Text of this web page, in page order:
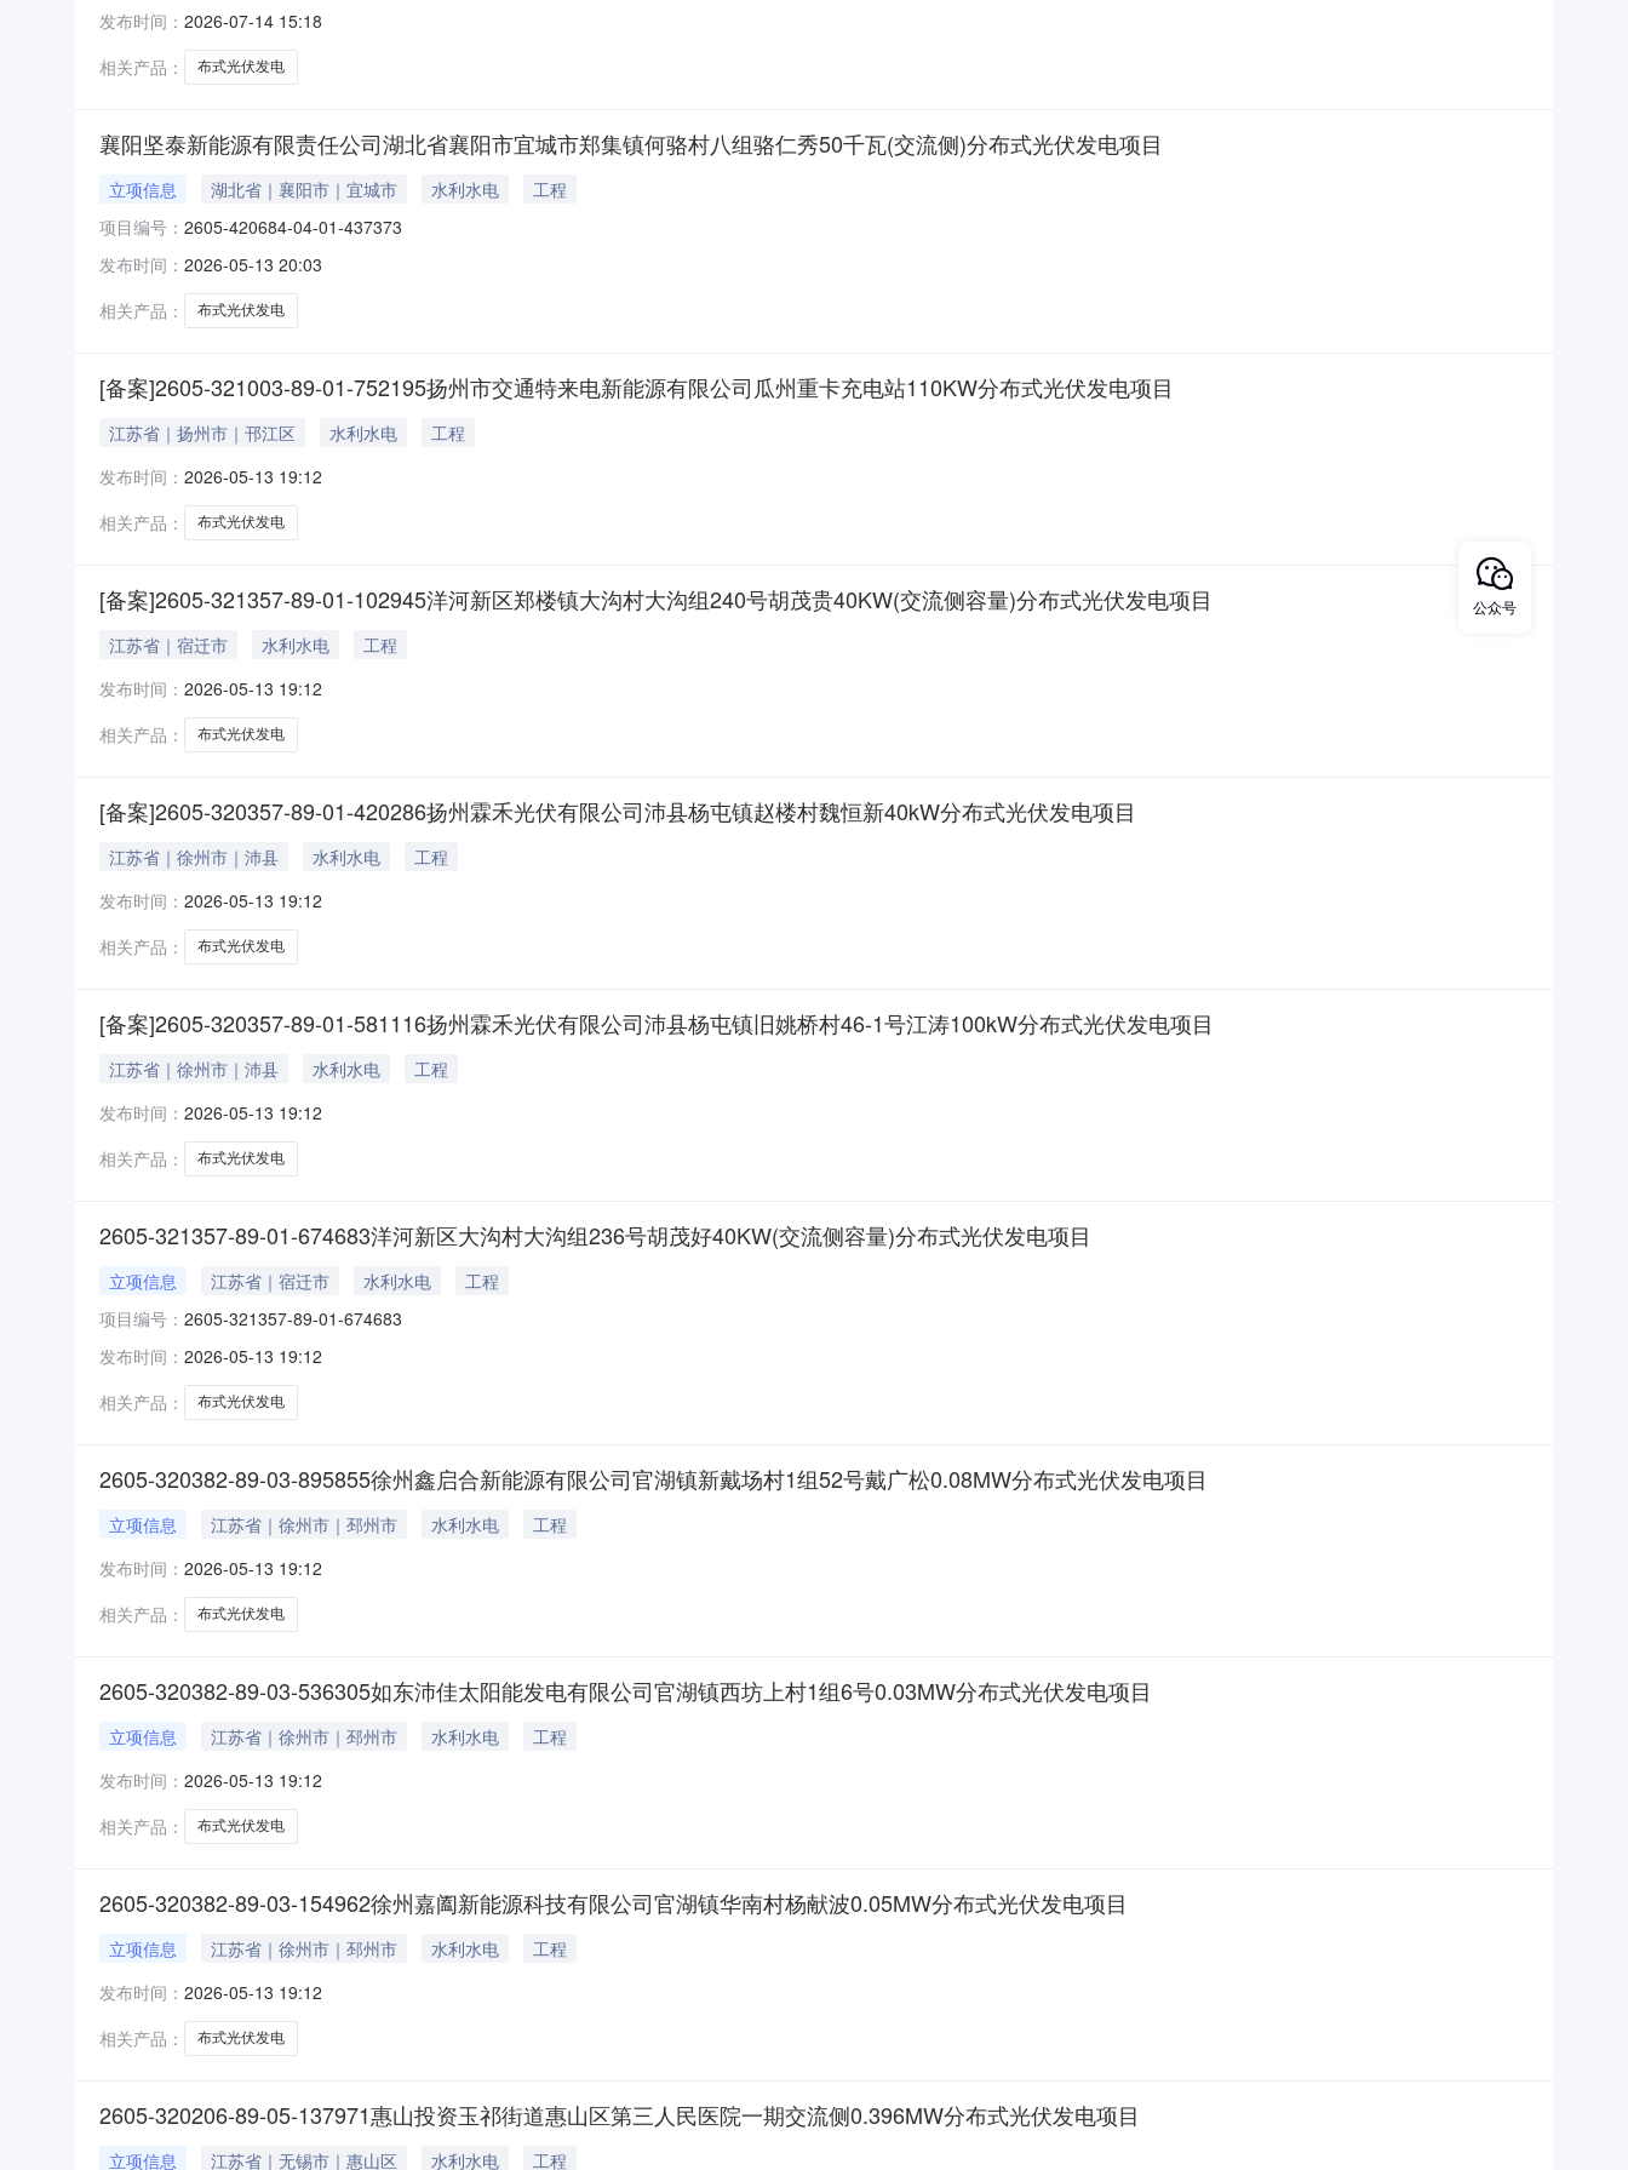
发布时间： 2026-07-14 15:18
相关产品：
布式光伏发电
襄阳坚泰新能源有限责任公司湖北省襄阳市宜城市郑集镇何骆村八组骆仁秀50千瓦(交流侧)分布式光伏发电项目
立项信息 湖北省｜襄阳市｜宜城市 水利水电
工程
项目编号： 2605-420684-04-01-437373
发布时间： 2026-05-13 20:03
相关产品：
布式光伏发电
[备案]2605-321003-89-01-752195扬州市交通特来电新能源有限公司瓜州重卡充电站110KW分布式光伏发电项目
江苏省｜扬州市｜邗江区 水利水电
工程
发布时间： 2026-05-13 19:12
相关产品：
布式光伏发电
[备案]2605-321357-89-01-102945洋河新区郑楼镇大沟村大沟组240号胡茂贵40KW(交流侧容量)分布式光伏发电项目
江苏省｜宿迁市 水利水电
工程
发布时间： 2026-05-13 19:12
相关产品：
布式光伏发电
[备案]2605-320357-89-01-420286扬州霖禾光伏有限公司沛县杨屯镇赵楼村魏恒新40kW分布式光伏发电项目
江苏省｜徐州市｜沛县 水利水电
工程
发布时间： 2026-05-13 19:12
相关产品：
布式光伏发电
[备案]2605-320357-89-01-581116扬州霖禾光伏有限公司沛县杨屯镇旧姚桥村46-1号江涛100kW分布式光伏发电项目
江苏省｜徐州市｜沛县 水利水电
工程
发布时间： 2026-05-13 19:12
相关产品：
布式光伏发电
2605-321357-89-01-674683洋河新区大沟村大沟组236号胡茂好40KW(交流侧容量)分布式光伏发电项目
立项信息 江苏省｜宿迁市 水利水电
工程
项目编号： 2605-321357-89-01-674683
发布时间： 2026-05-13 19:12
相关产品：
布式光伏发电
2605-320382-89-03-895855徐州鑫启合新能源有限公司官湖镇新戴场村1组52号戴广松0.08MW分布式光伏发电项目
立项信息 江苏省｜徐州市｜邳州市 水利水电
工程
发布时间： 2026-05-13 19:12
相关产品：
布式光伏发电
2605-320382-89-03-536305如东沛佳太阳能发电有限公司官湖镇西坊上村1组6号0.03MW分布式光伏发电项目
立项信息 江苏省｜徐州市｜邳州市 水利水电
工程
发布时间： 2026-05-13 19:12
相关产品：
布式光伏发电
2605-320382-89-03-154962徐州嘉阖新能源科技有限公司官湖镇华南村杨献波0.05MW分布式光伏发电项目
立项信息 江苏省｜徐州市｜邳州市 水利水电
工程
发布时间： 2026-05-13 19:12
相关产品：
布式光伏发电
2605-320206-89-05-137971惠山投资玉祁街道惠山区第三人民医院一期交流侧0.396MW分布式光伏发电项目
立项信息 江苏省｜无锡市｜惠山区 水利水电 工程
公众号